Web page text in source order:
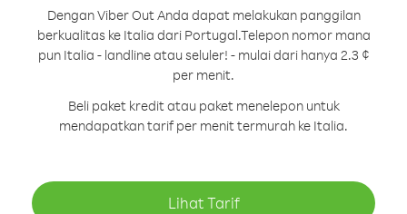
Dengan Viber Out Anda dapat melakukan panggilan
berkualitas ke Italia dari Portugal.Telepon nomor mana
pun Italia - landline atau seluler! - mulai dari hanya 2.3 ¢
per menit.
Beli paket kredit atau paket menelepon untuk
mendapatkan tarif per menit termurah ke Italia.
Lihat Tarif